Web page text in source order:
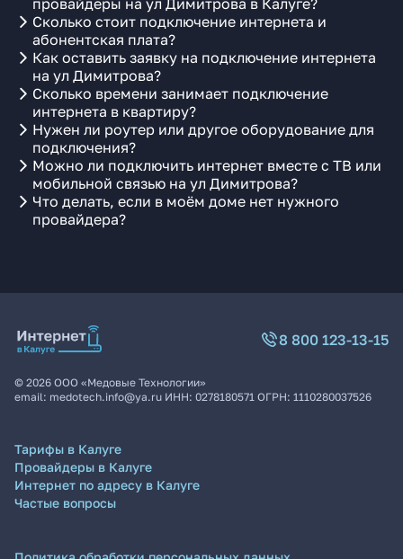
провайдеры на ул Димитрова в Калуге?
Сколько стоит подключение интернета и
абонентская плата?
Как оставить заявку на подключение интернета
на ул Димитрова?
Сколько времени занимает подключение
интернета в квартиру?
Нужен ли роутер или другое оборудование для
подключения?
Можно ли подключить интернет вместе с ТВ или
мобильной связью на ул Димитрова?
Что делать, если в моём доме нет нужного
провайдера?
8 800 123-13-15
© 2026 ООО «Медовые Технологии»
email: medotech.info@ya.ru ИНН: 0278180571 ОГРН: 1110280037526
Тарифы в Калуге
Провайдеры в Калуге
Интернет по адресу в Калуге
Частые вопросы